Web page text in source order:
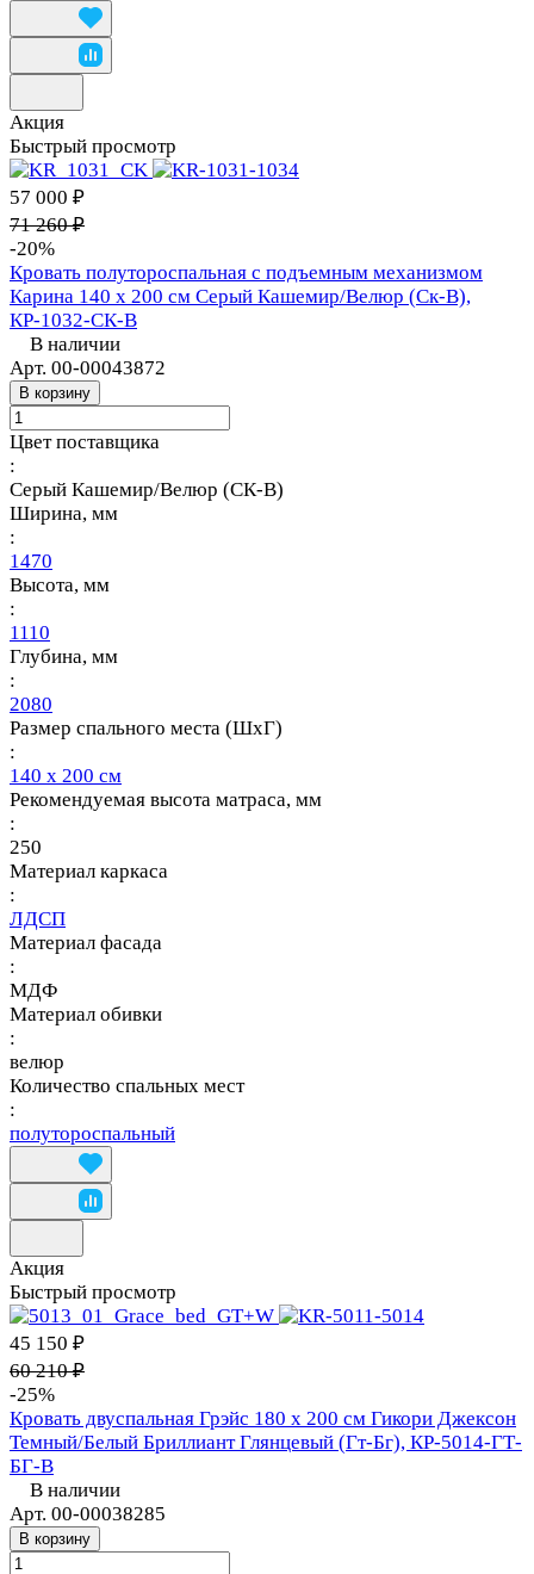
Акция
Быстрый просмотр
57 000 ₽
71 260 ₽
-20%
Кровать полутороспальная с подъемным механизмом
Карина 140 х 200 см Серый Кашемир/Велюр (Ск-В),
КР-1032-СК-В
В наличии
Арт. 00-00043872
В корзину
Цвет поставщика
:
Серый Кашемир/Велюр (СК-В)
Ширина, мм
:
1470
Высота, мм
:
1110
Глубина, мм
:
2080
Размер спального места (ШхГ)
:
140 х 200 см
Рекомендуемая высота матраса, мм
:
250
Материал каркаса
:
ЛДСП
Материал фасада
:
МДФ
Материал обивки
:
велюр
Количество спальных мест
:
полутороспальный
Акция
Быстрый просмотр
45 150 ₽
60 210 ₽
-25%
Кровать двуспальная Грэйс 180 х 200 см Гикори Джексон
Темный/Белый Бриллиант Глянцевый (Гт-Бг), КР-5014-ГТ-
БГ-В
В наличии
Арт. 00-00038285
В корзину